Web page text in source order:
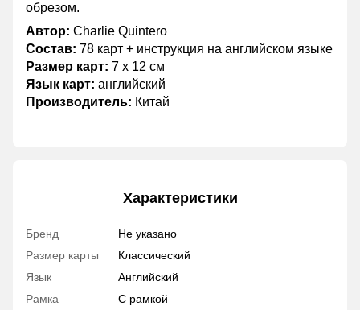
обрезом.
Автор: Charlie Quintero
Состав: 78 карт + инструкция на английском языке
Размер карт: 7 х 12 см
Язык карт: английский
Производитель: Китай
Характеристики
Бренд
Не указано
Размер карты
Классический
Язык
Английский
Рамка
С рамкой